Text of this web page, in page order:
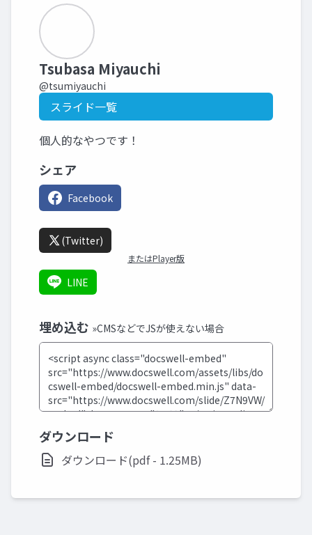
Tsubasa Miyauchi
@tsumiyauchi
スライド一覧
個人的なやつです！
シェア
Facebook
(Twitter)
またはPlayer版
LINE
埋め込む »CMSなどでJSが使えない場合
ダウンロード
ダウンロード(pdf - 1.25MB)